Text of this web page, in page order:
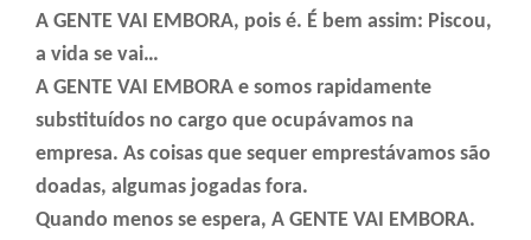
A GENTE VAI EMBORA, pois é. É bem assim: Piscou,
a vida se vai…
A GENTE VAI EMBORA e somos rapidamente
substituídos no cargo que ocupávamos na
empresa. As coisas que sequer emprestávamos são
doadas, algumas jogadas fora.
Quando menos se espera, A GENTE VAI EMBORA.